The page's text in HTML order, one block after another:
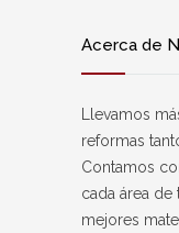
Acerca de
Llevamos
reformas
Contamos
cada área de
mejores